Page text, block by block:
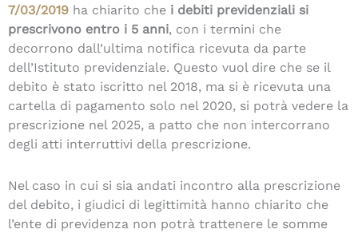
7/03/2019 ha chiarito che i debiti previdenziali si
prescrivono entro i 5 anni, con i termini che
decorrono dall’ultima notifica ricevuta da parte
dell’Istituto previdenziale. Questo vuol dire che se il
debito è stato iscritto nel 2018, ma si è ricevuta una
cartella di pagamento solo nel 2020, si potrà vedere la
prescrizione nel 2025, a patto che non intercorrano
degli atti interruttivi della prescrizione.
Nel caso in cui si sia andati incontro alla prescrizione
del debito, i giudici di legittimità hanno chiarito che
l’ente di previdenza non potrà trattenere le somme